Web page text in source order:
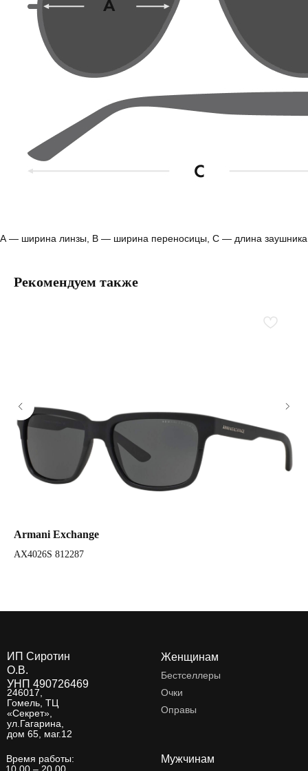
А — ширина линзы, B — ширина переносицы, С — длина заушника
Рекомендуем также
Armani Exchange
AX4026S 812287
Бестселлеры
Женщинам
Очки
Оправы
Мужчинам
ИП Сиротин
О.В.
УНП 490726469
246017,
Гомель, ТЦ
«Секрет»,
ул.Гагарина,
дом 65, маг.12
Время работы: